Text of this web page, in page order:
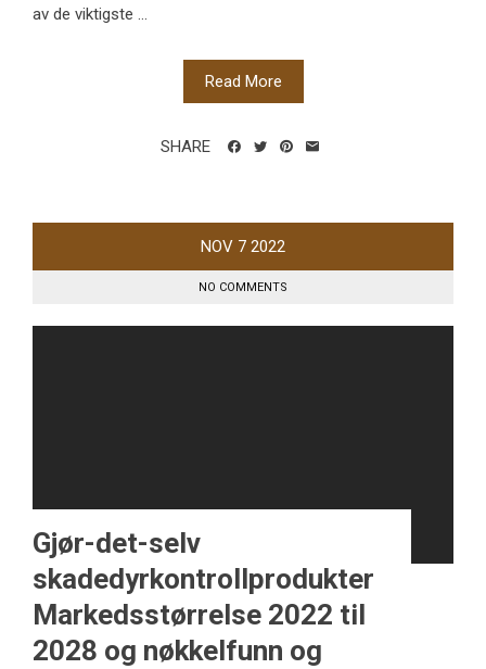
av de viktigste ...
Read More
SHARE
NOV 7 2022
NO COMMENTS
Gjør-det-selv
skadedyrkontrollprodukter
Markedsstørrelse 2022 til
2028 og nøkkelfunn og